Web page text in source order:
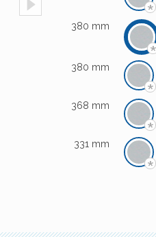
*
380 mm
380 mm
*
368 mm
*
331 mm
*